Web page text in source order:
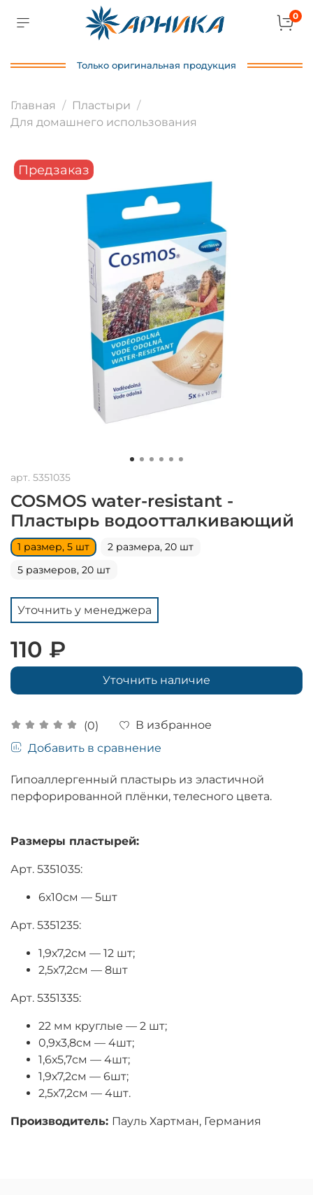
0
Только оригинальная продукция
Главная
Пластыри
Для домашнего использования
Предзаказ
арт. 5351035
COSMOS water-resistant -
Пластырь водоотталкивающий
(0)
В избранное
Добавить в сравнение
1 размер, 5 шт
2 размера, 20 шт
5 размеров, 20 шт
Уточнить у менеджера
110 ₽
Уточнить наличие
Гипоаллергенный пластырь из эластичной
перфорированной плёнки, телесного цвета.
Размеры пластырей:
Арт. 5351035:
6х10см — 5шт
Арт. 5351235:
1,9х7,2см — 12 шт;
2,5х7,2см — 8шт
Арт. 5351335:
22 мм круглые — 2 шт;
0,9х3,8см — 4шт;
1,6х5,7см — 4шт;
1,9х7,2см — 6шт;
2,5х7,2см — 4шт.
Производитель: Пауль Хартман, Германия